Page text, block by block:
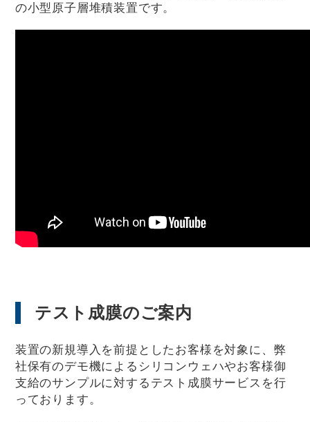
の小型原子層堆積装置です。
テスト成膜のご案内
装置の新規導入を前提としたお客様を対象に、弊
社保有のデモ機によるシリコンウェハやお客様御
支給のサンプルに対するテスト成膜サービスを行
っております。